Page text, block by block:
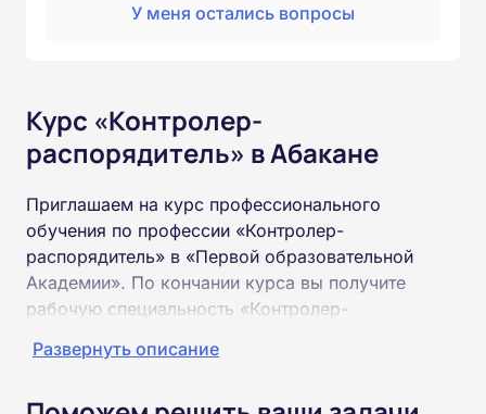
У меня остались вопросы
Курс «Контролер-
распорядитель» в Абакане
Приглашаем на курс профессионального
обучения по профессии «Контролер-
распорядитель» в «Первой образовательной
Академии». По кончании курса вы получите
рабочую специальность «Контролер-
Развернуть описание